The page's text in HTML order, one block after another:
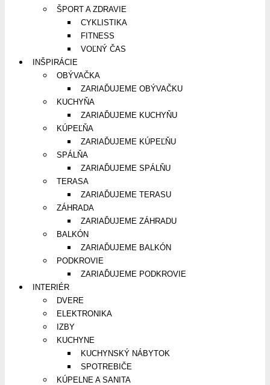
ŠPORT A ZDRAVIE
CYKLISTIKA
FITNESS
VOĽNÝ ČAS
INŠPIRÁCIE
OBÝVAČKA
ZARIAĎUJEME OBÝVAČKU
KUCHYŇA
ZARIAĎUJEME KUCHYŇU
KÚPEĽŇA
ZARIAĎUJEME KÚPEĽŇU
SPÁLŇA
ZARIAĎUJEME SPÁLŇU
TERASA
ZARIAĎUJEME TERASU
ZÁHRADA
ZARIAĎUJEME ZÁHRADU
BALKÓN
ZARIAĎUJEME BALKÓN
PODKROVIE
ZARIAĎUJEME PODKROVIE
INTERIÉR
DVERE
ELEKTRONIKA
IZBY
KUCHYNE
KUCHYNSKÝ NÁBYTOK
SPOTREBIČE
KÚPELNE A SANITA